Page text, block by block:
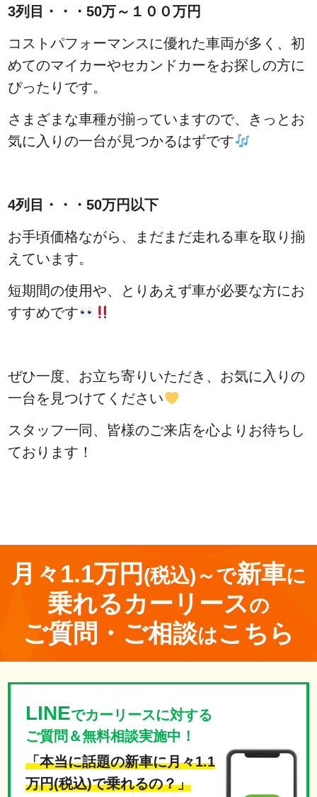
3列目・・・50万～１００万円
コストパフォーマンスに優れた車両が多く、初
めてのマイカーやセカンドカーをお探しの方に
ぴったりです。
さまざまな車種が揃っていますので、きっとお
気に入りの一台が見つかるはずです
4列目・・・50万円以下
お手頃価格ながら、まだまだ走れる車を取り揃
えています。
短期間の使用や、とりあえず車が必要な方にお
すすめです
ぜひ一度、お立ち寄りいただき、お気に入りの
一台を見つけてください
スタッフ一同、皆様のご来店を心よりお待ちし
ております！
月々1.1万円 (税込)～で新車に
乗れる カーリースの
ご質問・ご相談はこちら
LINEでカーリースに対する
ご質問＆無料相談実施中！
「本当に話題の新車に月々1.1
万円(税込)で乗れるの？」